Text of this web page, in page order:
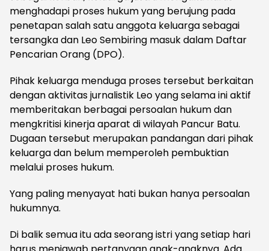
menghadapi proses hukum yang berujung pada
penetapan salah satu anggota keluarga sebagai
tersangka dan Leo Sembiring masuk dalam Daftar
Pencarian Orang (DPO).
Pihak keluarga menduga proses tersebut berkaitan
dengan aktivitas jurnalistik Leo yang selama ini aktif
memberitakan berbagai persoalan hukum dan
mengkritisi kinerja aparat di wilayah Pancur Batu.
Dugaan tersebut merupakan pandangan dari pihak
keluarga dan belum memperoleh pembuktian
melalui proses hukum.
Yang paling menyayat hati bukan hanya persoalan
hukumnya.
Di balik semua itu ada seorang istri yang setiap hari